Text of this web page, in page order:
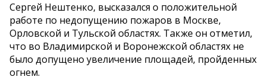
Сергей Нештенко, высказался о положительной
работе по недопущению пожаров в Москве,
Орловской и Тульской областях. Также он отметил,
что во Владимирской и Воронежской областях не
было допущено увеличение площадей, пройденных
огнем.